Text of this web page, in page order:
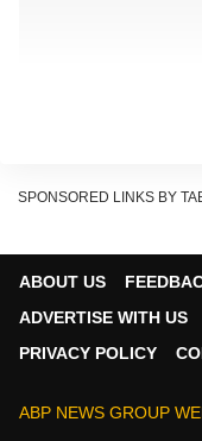
15 मई 2026 को
SPONSORED LINKS BY
ABOUT US
ADVERTISE WITH US
PRIVACY POLICY
ABP NEWS GROUP